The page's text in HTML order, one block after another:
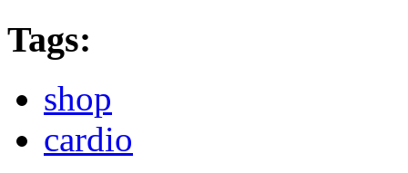
Tags:
shop
cardio